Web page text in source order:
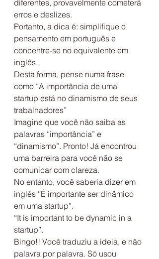
diferentes, provavelmente cometerá
erros e deslizes.
Portanto, a dica é: simplifique o
pensamento em português e
concentre-se no equivalente em
inglês.
Desta forma, pense numa frase
como “A importância de uma
startup está no dinamismo de seus
trabalhadores”
Imagine que você não saiba as
palavras “importância” e
“dinamismo”. Pronto! Já encontrou
uma barreira para você não se
comunicar com clareza.
No entanto, você saberia dizer em
inglês “É importante ser dinâmico
em uma startup”.
“It is important to be dynamic in a
startup”.
Bingo!! Você traduziu a ideia, e não
palavra por palavra. Só usou